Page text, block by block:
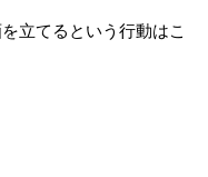
立てるという行動はこ